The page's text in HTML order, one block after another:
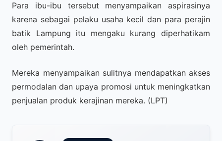
Para ibu-ibu tersebut menyampaikan aspirasinya
karena sebagai pelaku usaha kecil dan para perajin
batik Lampung itu mengaku kurang diperhatikam
oleh pemerintah.
Mereka menyampaikan sulitnya mendapatkan akses
permodalan dan upaya promosi untuk meningkatkan
penjualan produk kerajinan mereka. (LPT)